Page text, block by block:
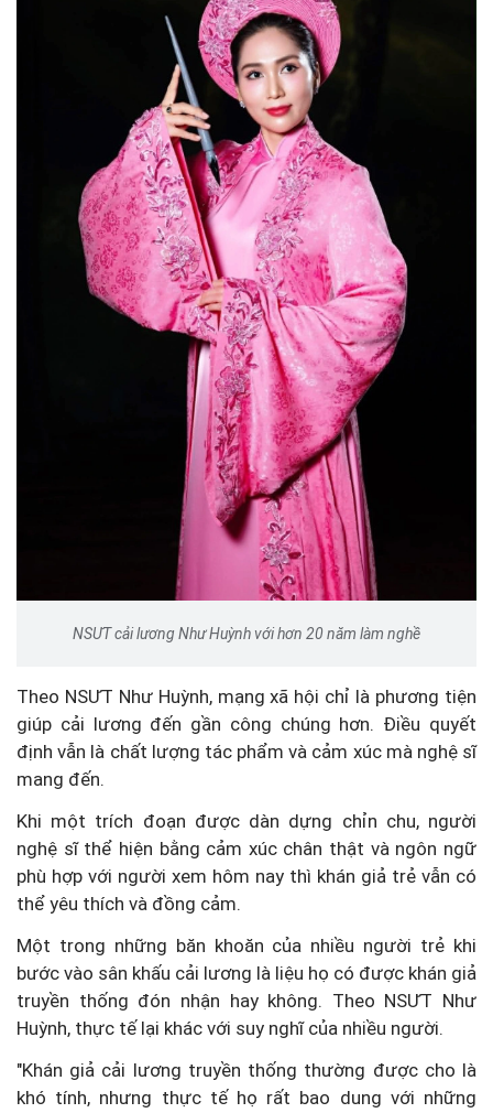
NSƯT cải lương Như Huỳnh với hơn 20 năm làm nghề
Theo NSƯT Như Huỳnh, mạng xã hội chỉ là phương tiện
giúp cải lương đến gần công chúng hơn. Điều quyết
định vẫn là chất lượng tác phẩm và cảm xúc mà nghệ sĩ
mang đến.
Khi một trích đoạn được dàn dựng chỉn chu, người
nghệ sĩ thể hiện bằng cảm xúc chân thật và ngôn ngữ
phù hợp với người xem hôm nay thì khán giả trẻ vẫn có
thể yêu thích và đồng cảm.
Một trong những băn khoăn của nhiều người trẻ khi
bước vào sân khấu cải lương là liệu họ có được khán giả
truyền thống đón nhận hay không. Theo NSƯT Như
Huỳnh, thực tế lại khác với suy nghĩ của nhiều người.
"Khán giả cải lương truyền thống thường được cho là
khó tính, nhưng thực tế họ rất bao dung với những